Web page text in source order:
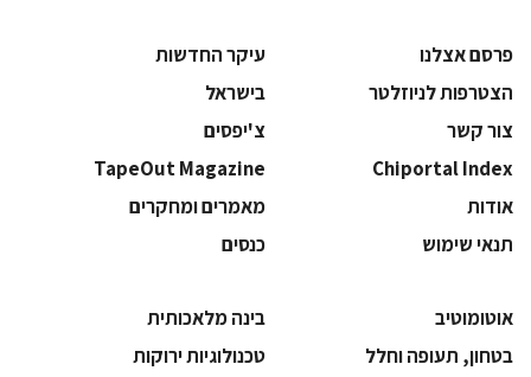
פרסם אצלנו
עיקר החדשות
הצטרפות לניוזלטר
בישראל
צור קשר
צ'יפסים
Chiportal Index
TapeOut Magazine
אודות
מאמרים ומחקרים
תנאי שימוש
כנסים
אוטומוטיב
בינה מלאכותית
בטחון, תעופה וחלל
‫טכנולוגיות ירוקות‬